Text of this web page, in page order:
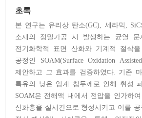
초록
본 연구는 유리상 탄소(GC), 세라믹, SiC
소재의 정밀가공 시 발생하는 균열 문
전기화학적 표면 산화와 기계적 절삭
공정인 SOAM(Surface Oxidation
제안하고 그 효과를 검증하였다. 기존
특유의 낮은 임계 칩두께로 인해 취성
SOAM은 전해액 내에서 전압을 인가하
산화층을 실시간으로 형성시키고 이를